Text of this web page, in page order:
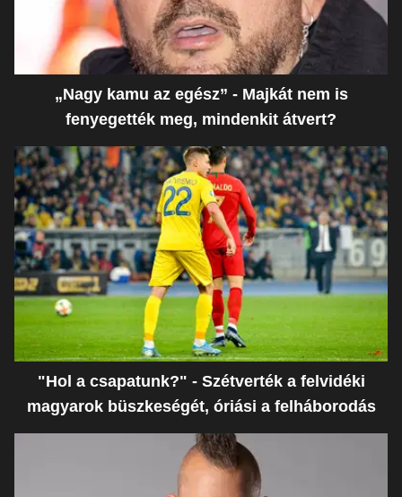
„Nagy kamu az egész” - Majkát nem is
fenyegették meg, mindenkit átvert?
"Hol a csapatunk?" - Szétverték a felvidéki
magyarok büszkeségét, óriási a felháborodás